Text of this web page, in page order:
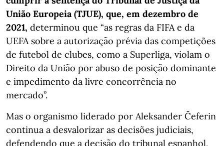
União Europeia (TJUE), que, em dezembro de
2021, determinou que “as regras da FIFA e da
UEFA sobre a autorização prévia das competições
de futebol de clubes, como a Superliga, violam o
Direito da União por abuso de posição dominante
e impedimento da livre concorrência no
mercado”.
Mas o organismo liderado por Aleksander Čeferin
continua a desvalorizar as decisões judiciais,
defendendo que a decisão do tribunal espanhol,